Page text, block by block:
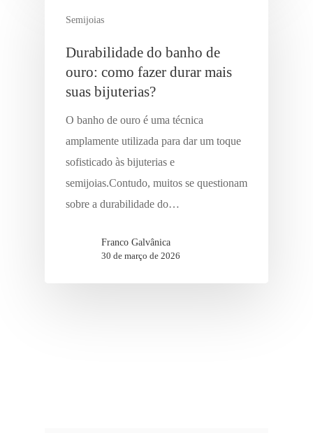
Semijoias
Durabilidade do banho de
ouro: como fazer durar mais
suas bijuterias?
O banho de ouro é uma técnica
amplamente utilizada para dar um toque
sofisticado às bijuterias e
semijoias.Contudo, muitos se questionam
sobre a durabilidade do…
Franco Galvânica
30 de março de 2026